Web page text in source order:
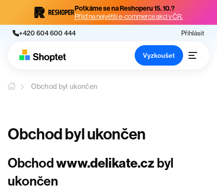
Potkáme se na Reshoperu 15. 10.?
Přijď na největší e-commerce akci v ČR.
+420 604 600 444 Přihlásit
Vyzkoušet
Obchod byl ukončen
Obchod byl ukončen
Obchodwww.delikate.cz byl
ukončen